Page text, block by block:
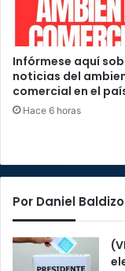
Infórmese aquí
noticias del
comercial en el
Hace 6 horas
Por Daniel